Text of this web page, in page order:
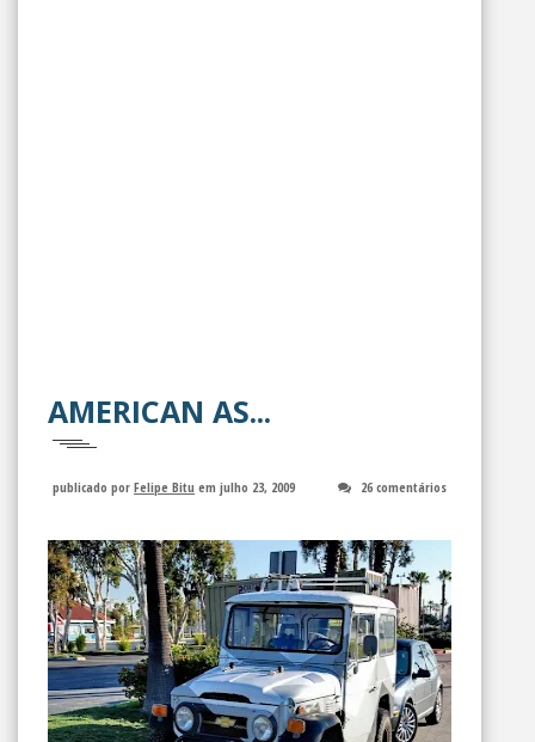
AMERICAN AS...
publicado por Felipe Bitu em julho 23, 2009 26 comentários